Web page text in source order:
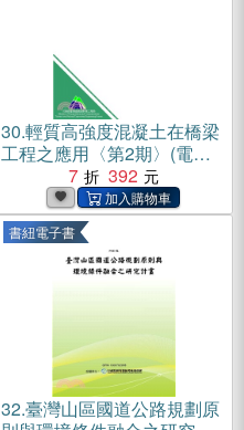
30.輕質高強度混凝土在橋梁
工程之應用〈第2期〉(電子
7 392
書紐電子書
32.臺灣山區國道公路規劃原